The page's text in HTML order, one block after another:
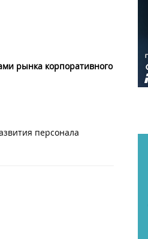
рынка корпоративного
персонала